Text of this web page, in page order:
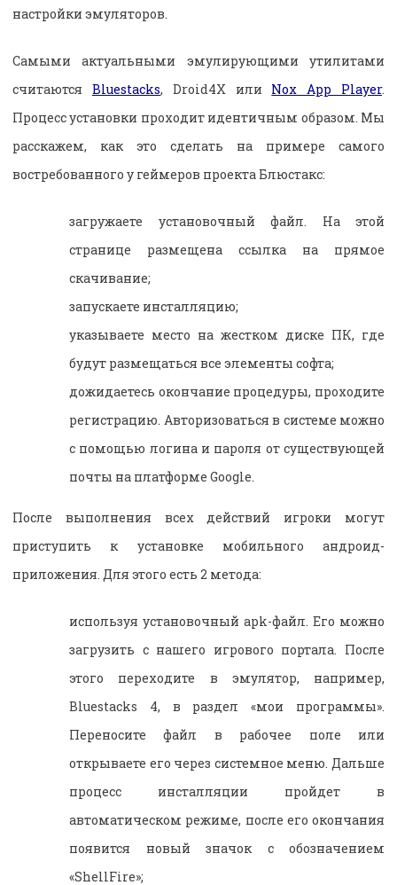
настройки эмуляторов.
Самыми актуальными эмулирующими утилитами
считаются Bluestacks, Droid4X или Nox App Player.
Процесс установки проходит идентичным образом. Мы
расскажем, как это сделать на примере самого
востребованного у геймеров проекта Блюстакс:
загружаете установочный файл. На этой
странице размещена ссылка на прямое
скачивание;
запускаете инсталляцию;
указываете место на жестком диске ПК, где
будут размещаться все элементы софта;
дожидаетесь окончание процедуры, проходите
регистрацию. Авторизоваться в системе можно
с помощью логина и пароля от существующей
почты на платформе Google.
После выполнения всех действий игроки могут
приступить к установке мобильного андроид-
приложения. Для этого есть 2 метода:
используя установочный apk-файл. Его можно
загрузить с нашего игрового портала. После
этого переходите в эмулятор, например,
Bluestacks 4, в раздел «мои программы».
Переносите файл в рабочее поле или
открываете его через системное меню. Дальше
процесс инсталляции пройдет в
автоматическом режиме, после его окончания
появится новый значок с обозначением
«ShellFire»;